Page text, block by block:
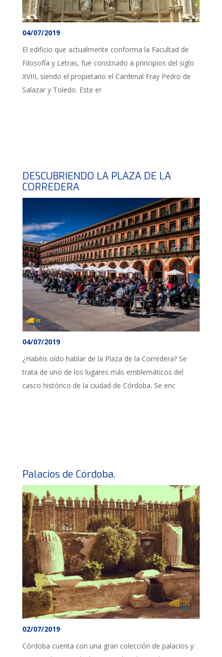
04/07/2019
El edificio que actualmente conforma la Facultad de
Filosofía y Letras, fue construido a principios del siglo
XVIII, siendo el propietario el Cardenal Fray Pedro de
Salazar y Toledo. Este er
DESCUBRIENDO LA PLAZA DE LA
CORREDERA
04/07/2019
¿Habéis oído hablar de la Plaza de la Corredera? Se
trata de uno de los lugares más emblemáticos del
casco histórico de la ciudad de Córdoba. Se enc
Palacios de Córdoba.
02/07/2019
Córdoba cuenta con una gran colección de palacios y